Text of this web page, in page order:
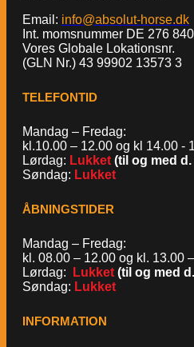
Email: info@absolut-horse.dk
Int. momsnummer DE 276
Vores Globale Lokationsnr.
(GLN Nr.) 43 99902 13573 3
TELEFONTID
Mandag – Fredag:
kl.10.00 – 12.00 og kl 14.00 -
Lørdag: Lukket (til og med d.
Søndag: Lukket
ÅBNINGSTIDER
Mandag – Fredag:
kl. 08.00 – 12.00 og kl. 13.00
Lørdag:
Lukket (til og med
Søndag: Lukket
INFORMATION